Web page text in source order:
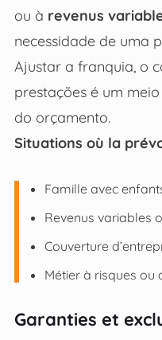
ou à revenus
necessidade de uma
Ajustar a franquia, o
prestações é um
do orçamento.
Situations où la
Famille avec
Revenus variables
Couverture
Métier à risques
Garanties et